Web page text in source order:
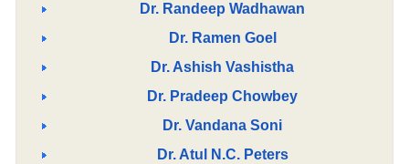
Dr. Randeep Wadhawan
Dr. Ramen Goel
Dr. Ashish Vashistha
Dr. Pradeep Chowbey
Dr. Vandana Soni
Dr. Atul N.C. Peters